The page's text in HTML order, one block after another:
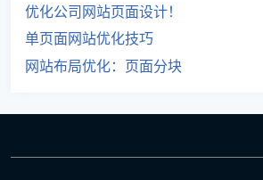
优化公司网站页面设计！
单页面网站优化技巧
网站布局优化：页面分块